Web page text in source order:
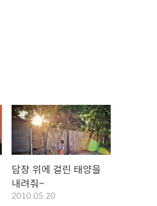
담장 위에 걸린 태양을
내려줘~
2010.05.20